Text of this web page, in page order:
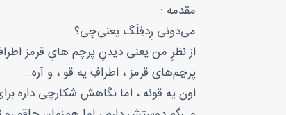
مقدمه :
می‌دونی رِدفِلَگ یعنی‌چی؟
از نظرِ من یعنی دیدنِ پرچم هایِ قرمز
پرچم‌های قرمز ، اطرافِ یه قو ، و آره...
اون یه قوئه ، اما نگاهش شکارچی داره